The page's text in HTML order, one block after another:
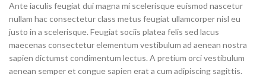
Ante iaculis feugiat dui magna mi scelerisque euismod nascetur
nullam hac consectetur class metus feugiat ullamcorper nisl eu
justo in a scelerisque. Feugiat sociis platea felis sed lacus
maecenas consectetur elementum vestibulum ad aenean nostra
sapien dictumst condimentum lectus. A pretium orci vestibulum
aenean semper et congue sapien erat a cum adipiscing sagittis.